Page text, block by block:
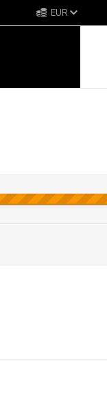
EUR